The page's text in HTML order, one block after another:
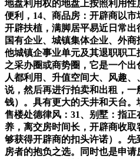
地盘利用权的地盘上按照利用
便利，14、商品房：开辟商以
开辟扶植，满脚居平易近日常出
国有企业、城镇集体企业、外
他城镇企事业单元及其退职职
之采办圈或商势圈，它是一个
人都利用、升值空间大、风趣
说，然后再进行拍卖和出租，
钱）。具有更大的天井和天台
售楼处德律风：31、别墅：指
养，离交房时间长，开辟商收
够获得开辟商的扣头许诺）。
房者的抱负之选。同时也是申